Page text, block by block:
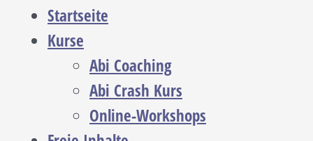
Startseite
Kurse
Abi Coaching
Abi Crash Kurs
Online-Workshops